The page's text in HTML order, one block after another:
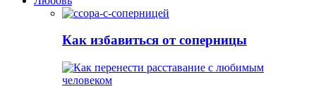
Как избавиться от соперницы